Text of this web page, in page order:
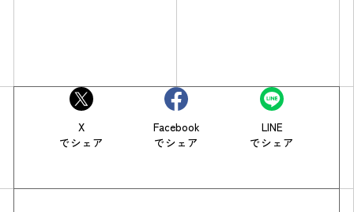
X
でシェア
Facebook
でシェア
LINE
でシェア